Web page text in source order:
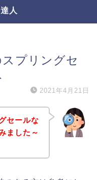
人
プリングセ
2021年4月21日
セールな
ました～